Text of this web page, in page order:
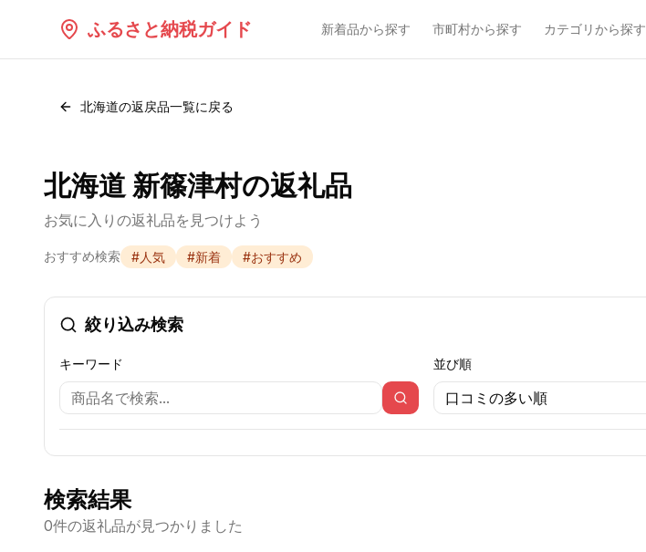
ふるさと納税ガイド 新着品から探す 市町村から探す カテゴリから探す
北海道の返戻品一覧に戻る
北海道 新篠津村の返礼品
お気に入りの返礼品を見つけよう
おすすめ検索 #人気 #新着 #おすすめ
絞り込み検索
キーワード 並び順
口コミの多い順
検索結果
0件の返礼品が見つかりました